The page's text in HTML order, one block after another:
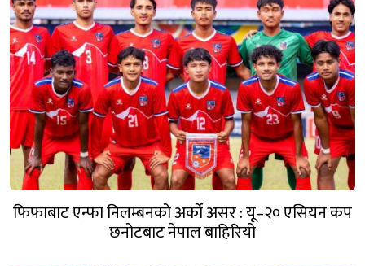
फिफाबाट एन्फा निलम्बनको अर्को असर : यू–२० एसियन कप
छनोटबाट नेपाल बाहिरियो